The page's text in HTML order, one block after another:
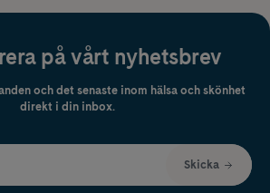
på vårt nyhetsbrev
och det senaste inom hälsa och skönhet
direkt i din inbox.
Skicka